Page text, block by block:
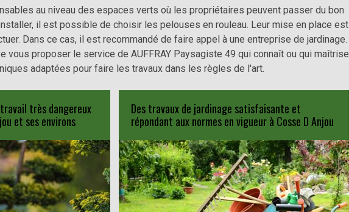
au niveau des espaces verts où les propriétaires peuvent passer du bon
il est possible de choisir les pelouses en rouleau. Leur mise en place est
Dans ce cas, il est recommandé de faire appel à une entreprise de jardinage.
vous proposer le service de AUFFRAY Paysagiste 49 qui connaît ou qui maîtrise
adaptées pour faire les travaux dans les règles de l'art.
très dangereux
et ses environs
Des travaux de jardinage satisfaisante et
répondant aux normes en vigueur à Cosse D Anjou